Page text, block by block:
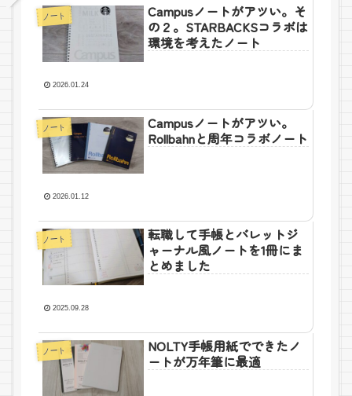
ノート
Campusノートがアツい。そ
の２。STARBACKSコラボは
環境を考えたノート
2026.01.24
ノート
Campusノートがアツい。
Rollbahnと周年コラボノート
2026.01.12
ノート
転職して手帳とバレットジ
ャーナル風ノートを1冊にま
とめました
2025.09.28
ノート
NOLTY手帳用紙でできたノ
ートが万年筆に最適